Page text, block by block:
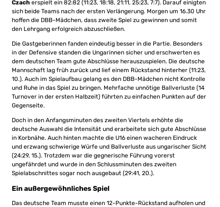
Czach erspielt ein 82:82 (11:23, 18:18, 21:11, 25:23, 7:7). Darauf einigten
sich beide Teams nach der ersten Verlängerung. Morgen um 16.30 Uhr
hoffen die DBB-Mädchen, dass zweite Spiel zu gewinnen und somit
den Lehrgang erfolgreich abzuschließen.
Die Gastgeberinnen fanden eindeutig besser in die Partie. Besonders
in der Defensive standen die Ungarinnen sicher und erschwerten es
dem deutschen Team gute Abschlüsse herauszuspielen. Die deutsche
Mannschaft lag früh zurück und lief einem Rückstand hinterher (11:23,
10.). Auch im Spielaufbau gelang es den DBB-Mädchen nicht Kontrolle
und Ruhe in das Spiel zu bringen. Mehrfache unnötige Ballverluste (14
Turnover in der ersten Halbzeit) führten zu einfachen Punkten auf der
Gegenseite.
Doch in den Anfangsminuten des zweiten Viertels erhöhte die
deutsche Auswahl die Intensität und erarbeitete sich gute Abschlüsse
in Korbnähe. Auch hinten machte die U16 einen wacheren Eindruck
und erzwang schwierige Würfe und Ballverluste aus ungarischer Sicht
(24:29, 15.). Trotzdem war die gegnerische Führung vorerst
ungefährdet und wurde in den Schlussminuten des zweiten
Spielabschnittes sogar noch ausgebaut (29:41, 20.).
Ein außergewöhnliches Spiel
Das deutsche Team musste einen 12-Punkte-Rückstand aufholen und